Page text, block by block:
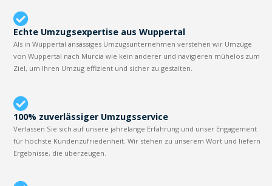
Echte Umzugsexpertise aus Wuppertal
Als in Wuppertal ansässiges Umzugsunternehmen verstehen wir Umzüge
von Wuppertal nach Murcia wie kein anderer und navigieren mühelos zum
Ziel, um Ihren Umzug effizient und sicher zu gestalten.
100% zuverlässiger Umzugsservice
Verlassen Sie sich auf unsere jahrelange Erfahrung und unser Engagement
für höchste Kundenzufriedenheit. Wir stehen zu unserem Wort und liefern
Ergebnisse, die überzeugen.